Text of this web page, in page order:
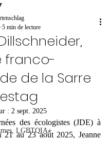
LGBTQIA+
franco-
de la Sarre
5 min de lecture
: 2 sept. 2025
des écologistes (JDE) à
21 au 23 août 2025, Jeanne